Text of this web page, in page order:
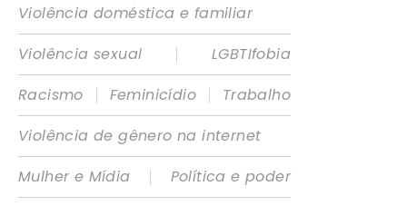
Violência doméstica e familiar
Violência sexual
|
LGBTIfobia
Racismo
| Feminicídio |
Trabalho
Violência de gênero na internet
Mulher e Mídia
|
Política e poder